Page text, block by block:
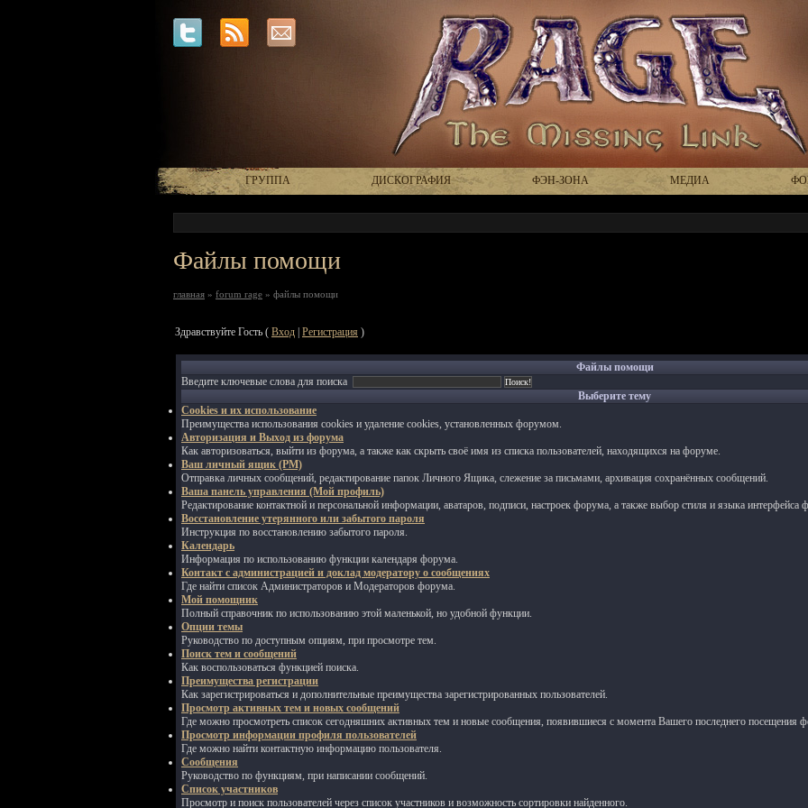
ГРУППА ДИСКОГРАФИЯ ФЭН-ЗОНА МЕДИА
Файлы помощи
главная » forum rage » файлы помощи
Здравствуйте Гость ( Вход Регистрация )
Файлы помощи
Введите ключевые слова для поиска
Выберите тему
Cookies и их использование
Преимущества использования cookies и удаление cookies, установленных форумом.
Авторизация и Выход из форума
Как авторизоваться, выйти из форума, а также как скрыть своё имя из списка пользователей, находящихся на форуме.
Ваш личный ящик (PM)
Отправка личных сообщений, редактирование папок Личного Ящика, слежение за письмами, архивация сохранённых сообщений.
Ваша панель управления (Мой профиль)
Редактирование контактной и персональной информации, аватаров, подписи, настроек форума, а также выбор стиля и языка интерфейса
Восстановление утерянного или забытого пароля
Инструкция по восстановлению забытого пароля.
Календарь
Информация по использованию функции календаря форума.
Контакт с администрацией и доклад модератору о сообщениях
Где найти список Администраторов и Модераторов форума.
Мой помощник
Полный справочник по использованию этой маленькой, но удобной функции.
Опции темы
Руководство по доступным опциям, при просмотре тем.
Поиск тем и сообщений
Как воспользоваться функцией поиска.
Преимущества регистрации
Как зарегистрироваться и дополнительные преимущества зарегистрированных пользователей.
Просмотр активных тем и новых сообщений
Где можно просмотреть список сегодняшних активных тем и новые сообщения, появившиеся с момента Вашего последнего посещения
Просмотр информации профиля пользователей
Где можно найти контактную информацию пользователя.
Сообщения
Руководство по функциям, при написании сообщений.
Список участников
Просмотр и поиск пользователей через список участников и возможность сортировки найденного.